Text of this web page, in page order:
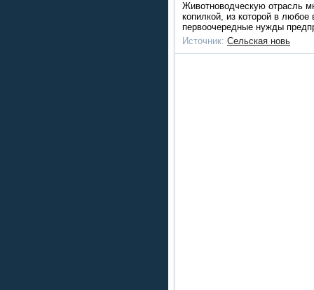
Животноводческую отрасль
копилкой, из которой в
первоочередные нужды
Источник: Сельская новь